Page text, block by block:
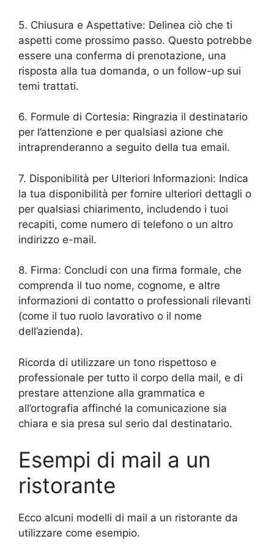
5. Chiusura e Aspettative: Delinea ciò che ti
aspetti come prossimo passo. Questo potrebbe
essere una conferma di prenotazione, una
risposta alla tua domanda, o un follow-up sui
temi trattati.
6. Formule di Cortesia: Ringrazia il destinatario
per l’attenzione e per qualsiasi azione che
intraprenderanno a seguito della tua email.
7. Disponibilità per Ulteriori Informazioni: Indica
la tua disponibilità per fornire ulteriori dettagli o
per qualsiasi chiarimento, includendo i tuoi
recapiti, come numero di telefono o un altro
indirizzo e-mail.
8. Firma: Concludi con una firma formale, che
comprenda il tuo nome, cognome, e altre
informazioni di contatto o professionali rilevanti
(come il tuo ruolo lavorativo o il nome
dell’azienda).
Ricorda di utilizzare un tono rispettoso e
professionale per tutto il corpo della mail, e di
prestare attenzione alla grammatica e
all’ortografia affinché la comunicazione sia
chiara e sia presa sul serio dal destinatario.
Esempi di mail a un
ristorante
Ecco alcuni modelli di mail a un ristorante da
utilizzare come esempio.